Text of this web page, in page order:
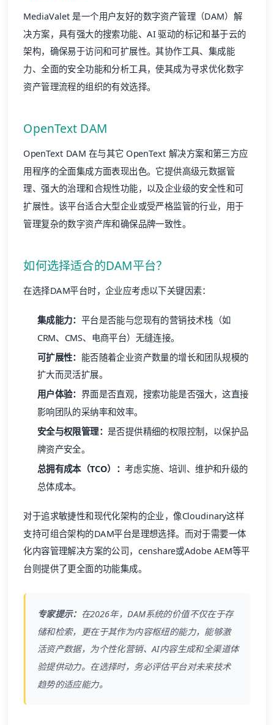
MediaValet 是一个用户友好的数字资产管理 （DAM）解
决方案，具有强大的搜索功能、AI 驱动的标记和基于云的
架构，确保易于访问和可扩展性。其协作工具、集成能
力、全面的安全功能和分析工具，使其成为寻求优化数字
资产管理流程的组织的有效选择。
OpenText DAM
OpenText DAM 在与其它 OpenText 解决方案和第三方应
用程序的全面集成方面表现出色。它提供高级元数据管
理、强大的治理和合规性功能，以及企业级的安全性和可
扩展性。该平台适合大型企业或受严格监管的行业，用于
管理复杂的数字资产库和确保品牌一致性。
如何选择适合的DAM平台？
在选择DAM平台时，企业应考虑以下关键因素：
集成能力： 平台是否能与您现有的营销技术栈（如
CRM、CMS、电商平台）无缝连接。
可扩展性： 能否随着企业资产数量的增长和团队规模的
扩大而灵活扩展。
用户体验： 界面是否直观，搜索功能是否强大，这直接
影响团队的采纳率和效率。
安全与权限管理： 是否提供精细的权限控制，以保护品
牌资产安全。
总拥有成本（TCO）： 考虑实施、培训、维护和升级的
总体成本。
对于追求敏捷性和现代化架构的企业，像Cloudinary这样
支持可组合架构的DAM平台是理想选择。而对于需要一体
化内容管理解决方案的公司，censhare或Adobe AEM等平
台则提供了更全面的功能集成。
专家提示： 在2026年，DAM系统的价值不仅在于存
储和检索，更在于其作为内容枢纽的能力，能够激
活资产数据，为个性化营销、AI内容生成和全渠道体
验提供动力。在选择时，务必评估平台对未来技术
趋势的适应能力。